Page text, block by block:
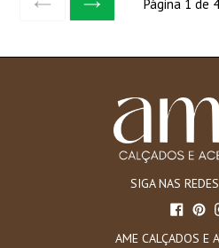
ANTERIORSEGUINTE
Página 1 de 4
SIGA NAS
AME CALÇADOS E